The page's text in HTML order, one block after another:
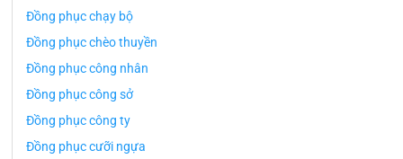
Đồng phục chạy bộ
Đồng phục chèo thuyền
Đồng phục công nhân
Đồng phục công sở
Đồng phục công ty
Đồng phục cưỡi ngựa